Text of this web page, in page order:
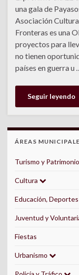
una gala de
Asociación
Fronteras es una
proyectos para
no tienen
países en guerra u
Seguir leyendo
ÁREAS
Turismo y Patrimonio
Cultura
Educación,
Juventud y
Fiestas
Urbanismo